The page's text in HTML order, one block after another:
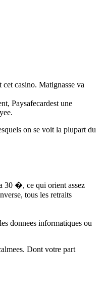
casino. Matignasse va
Paysafecardest une
on se voit la plupart du
30 �, ce qui orient assez
tous les retraits
donnees informatiques ou
Dont votre part